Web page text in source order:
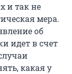
и так не
мера.
об
идет в счет
какая у